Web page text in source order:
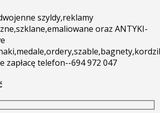
szyldy,reklamy
oraz ANTYKI-
zapłacę telefon--694 972 047